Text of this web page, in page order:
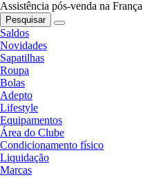
Assistência pós-venda na França
Pesquisar
Saldos
Novidades
Sapatilhas
Roupa
Bolas
Adepto
Lifestyle
Equipamentos
Área do Clube
Condicionamento físico
Liquidação
Marcas